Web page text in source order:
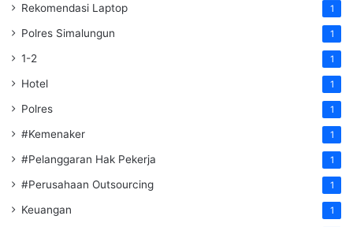
Rekomendasi Laptop 1
Polres Simalungun 1
1-2 1
Hotel 1
Polres 1
#Kemenaker 1
#Pelanggaran Hak Pekerja 1
#Perusahaan Outsourcing 1
Keuangan 1